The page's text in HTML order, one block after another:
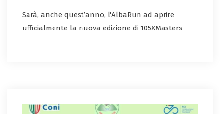
Sarà, anche quest’anno, l'AlbaRun ad aprire
ufficialmente la nuova edizione di 105XMasters